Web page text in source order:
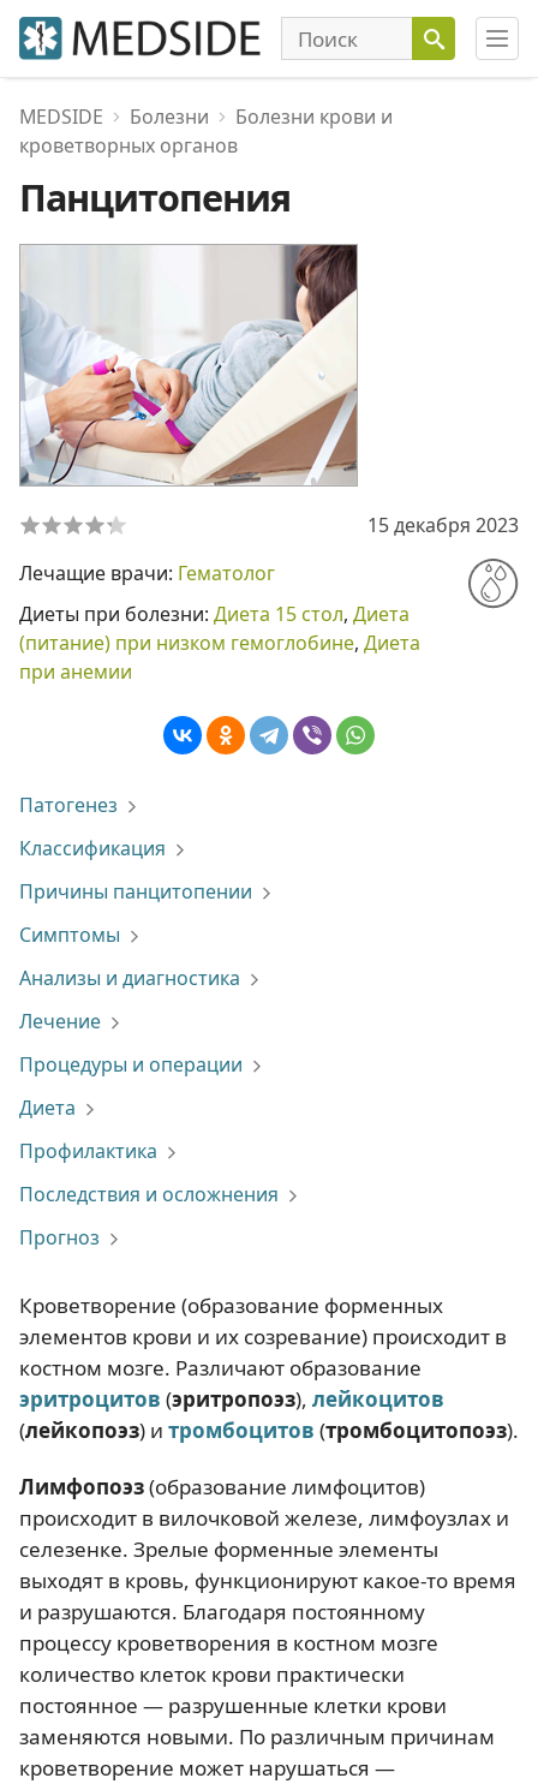
MEDSIDE Болезни
Болезни крови и
кроветворных органов
Панцитопения
15 декабря 2023
Лечащие врачи: Гематолог
Диеты при болезни: Диета 15 стол, Диета
(питание) при низком гемоглобине, Диета
при анемии
Патогенез
Классификация
Причины панцитопении
Симптомы
Анализы и диагностика
Лечение
Процедуры и операции
Диета
Профилактика
Последствия и осложнения
Прогноз
Кроветворение (образование форменных
элементов крови и их созревание) происходит в
костном мозге. Различают образование
эритроцитов (эритропоэз), лейкоцитов
(лейкопоэз) и тромбоцитов (тромбоцитопоэз).
Лимфопоэз(образование лимфоцитов)
происходит в вилочковой железе, лимфоузлах и
селезенке. Зрелые форменные элементы
выходят в кровь, функционируют какое-то время
и разрушаются. Благодаря постоянному
процессу кроветворения в костном мозге
количество клеток крови практически
постоянное — разрушенные клетки крови
заменяются новыми. По различным причинам
кроветворение может нарушаться —